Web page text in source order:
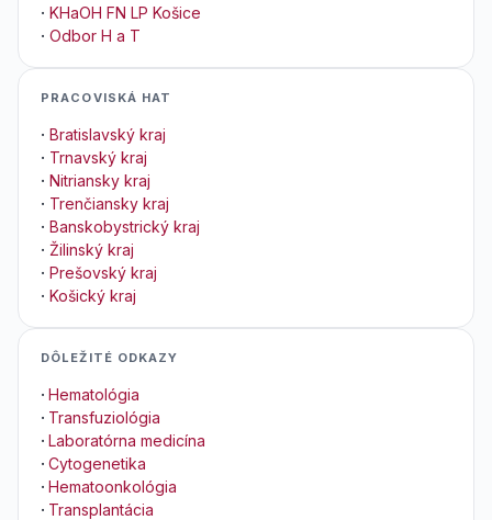
· KHaOH FN LP Košice
· Odbor H a T
PRACOVISKÁ HAT
· Bratislavský kraj
· Trnavský kraj
· Nitriansky kraj
· Trenčiansky kraj
· Banskobystrický kraj
· Žilinský kraj
· Prešovský kraj
· Košický kraj
DÔLEŽITÉ ODKAZY
· Hematológia
· Transfuziológia
· Laboratórna medicína
· Cytogenetika
· Hematoonkológia
· Transplantácia